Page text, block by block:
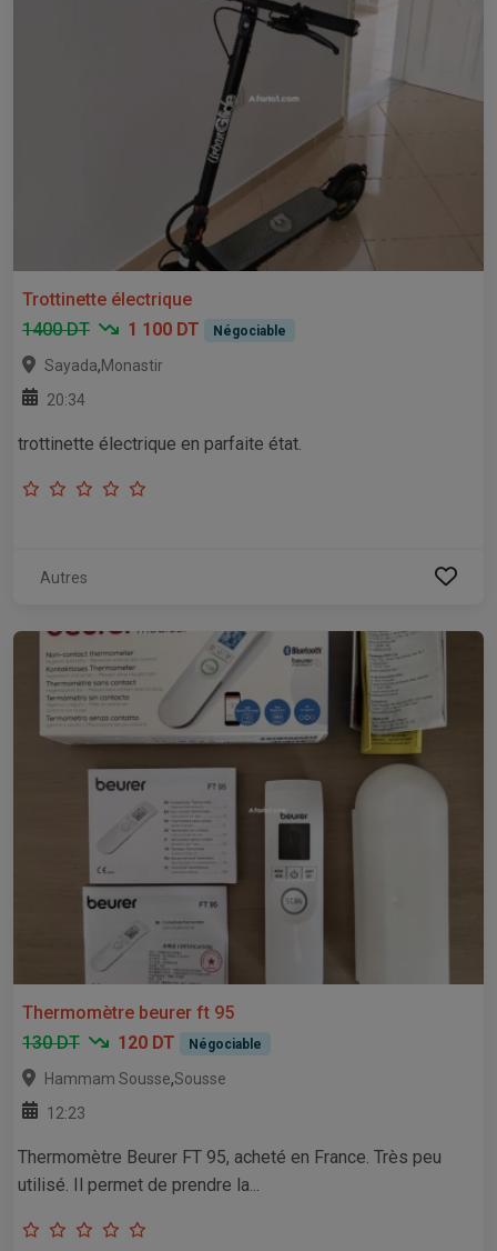
Trottinette électrique
1400 DT
1 100 DT Négociable
Sayada,Monastir
20:34
trottinette électrique en parfaite état.
Autres
Thermomètre beurer ft 95
130 DT
120 DT Négociable
Hammam Sousse,Sousse
12:23
Thermomètre Beurer FT 95, acheté en France. Très peu
utilisé. Il permet de prendre la...